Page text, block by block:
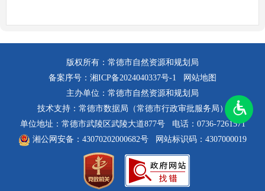
版权所有：常德市自然资源和规划局
备案序号： 湘ICP备2024040337号-1
网站地图
主办单位：常德市自然资源和规划局
技术支持：常德市数据局（常德市行政审批服务局）
单位地址：常德市武陵区武陵大道877号
电话：0736-7261571
湘公网安备：43070202000682号
网站标识码：4307000019